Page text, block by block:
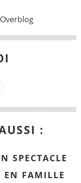
:
SPECTACLE
EN FAMILLE